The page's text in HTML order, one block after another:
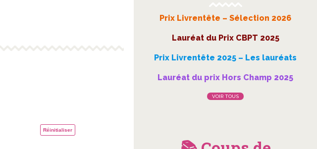
Réinitialiser
Prix Livrentête – Sélection 2026
Lauréat du Prix CBPT 2025
Prix Livrentête 2025 – Les lauréats
Lauréat du prix Hors Champ 2025
VOIR TOUS